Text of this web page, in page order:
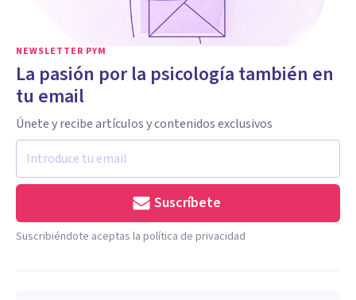
NEWSLETTER PYM
La pasión por la psicología también en
tu email
Únete y recibe artículos y contenidos exclusivos
Suscríbete
Suscribiéndote aceptas la política de privacidad